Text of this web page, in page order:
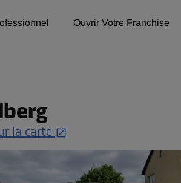
Ouvrir Votre Franchise
la carte